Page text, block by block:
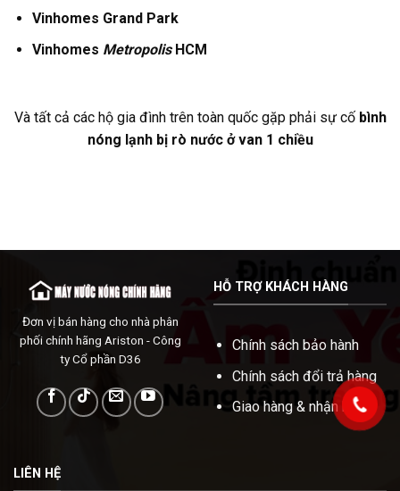
Vinhomes Grand Park
Vinhomes MetropolisHCM
Và tất cả các hộ gia đình trên toàn quốc gặp phải sự cố bình
nóng lạnh bị rò nước ở van 1 chiều
Đơn vị bán hàng cho nhà phân
phối chính hãng Ariston - Công
ty Cổ phần D36
HỖ TRỢ KHÁCH HÀNG
Chính sách bảo hành
Chính sách đổi trả hàng
Giao hàng & nhận hàng
LIÊN HỆ